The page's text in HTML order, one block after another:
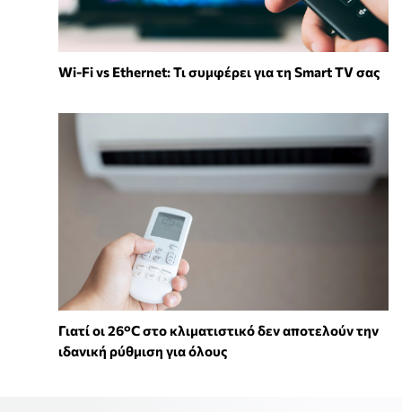
Wi-Fi vs Ethernet: Τι συμφέρει για τη Smart TV σας
Γιατί οι 26°C στο κλιματιστικό δεν αποτελούν την
ιδανική ρύθμιση για όλους